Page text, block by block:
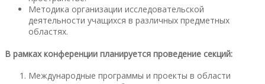
Методика организации исследовательской
деятельности учащихся в различных предметных
областях.
В рамках конференции планируется проведение секций:
Международные программы и проекты в области